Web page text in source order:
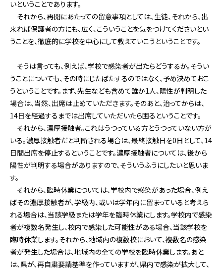
いということであります。
それから、再開にあたっての留意事項としては、生徒、それから、出
来れば保護者の方にも、広く、こういうことを気をつけてくださいとい
うことを、徹底的に学校を中心にして教えていこうということです。
そうは言っても、例えば、学校で感染者が出たらどうするか。そうい
うことについても、その時にじたばたするのではなく、予め決めておこ
うということです。まず、先生なども含めて誰か1人、陽性が判明した
場合は、当然、出席は止めていただきます。そのあと、治ってからは、
14日を経過するまでは出席していただいたら困るということです。
それから、濃厚接触者。これはうつっている方とうつっていない方が
いる。濃厚接触者だと判断される場合は、最終接触日を0日として、14
日間出席を停止するということです。濃厚接触者については、後から
陽性が判明する場合がありますので、そういうふうにしたいと思いま
す。
それから、臨時休業については、学校内で感染があった場合、例え
ばその濃厚接触者が、学級内、或いは学年内に留まっていると考えら
れる場合は、当該学級または学年を臨時休業にします。学校内で感染
者が複数名発生し、校内で感染した可能性がある場合、当該学校を
臨時休業します。それから、地域内の複数校において、複数名の感染
者が発生した場合は、地域内の全ての学校を臨時休業します。あと
は、県が、再自粛要請基準を作っていますが、県内で感染が拡大して、